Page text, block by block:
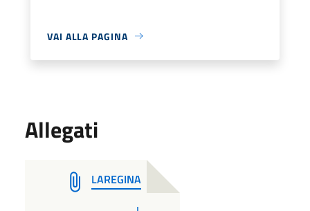
VAI ALLA PAGINA
Allegati
LAREGINA